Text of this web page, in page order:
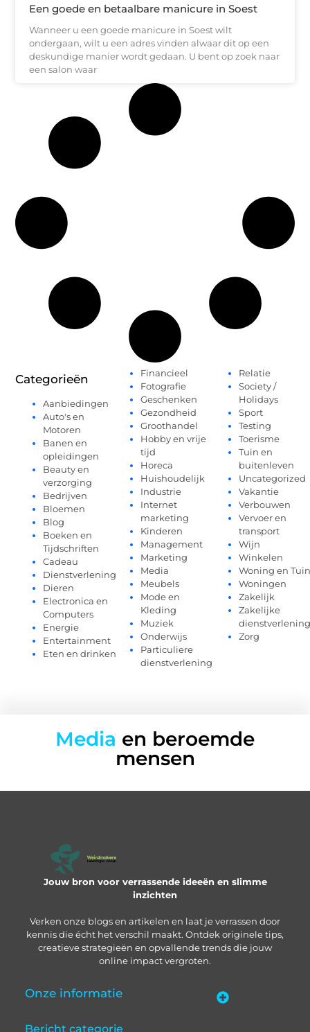
Een goede en betaalbare manicure in Soest
Wanneer u een goede manicure in Soest wilt
ondergaan, wilt u een adres vinden alwaar dit op een
deskundige manier wordt gedaan. U bent op zoek naar
een salon waar
Categorieën
Aanbiedingen
Auto's en
Motoren
Banen en
opleidingen
Beauty en
verzorging
Bedrijven
Bloemen
Blog
Boeken en
Tijdschriften
Cadeau
Dienstverlening
Dieren
Electronica en
Computers
Energie
Entertainment
Eten en drinken
Financieel
Fotografie
Geschenken
Gezondheid
Groothandel
Hobby en vrije
tijd
Horeca
Huishoudelijk
Industrie
Internet
marketing
Kinderen
Management
Marketing
Media
Meubels
Mode en
Kleding
Muziek
Onderwijs
Particuliere
dienstverlening
Relatie
Society /
Holidays
Sport
Testing
Toerisme
Tuin en
buitenleven
Uncategorized
Vakantie
Verbouwen
Vervoer en
transport
Wijn
Winkelen
Woning en Tuin
Woningen
Zakelijk
Zakelijke
dienstverlening
Zorg
Media en beroemde
mensen
Jouw bron voor verrassende ideeën en slimme
inzichten
Verken onze blogs en artikelen en laat je verrassen door
kennis die écht het verschil maakt. Ontdek originele tips,
creatieve strategieën en opvallende trends die jouw
online impact vergroten.
Onze informatie
Bericht categorie